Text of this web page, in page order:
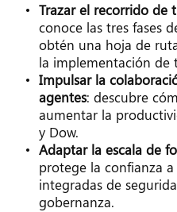
Trazar el recorrido de
conoce las tres fases
obtén una hoja de
la implementación de
Impulsar la
agentes: descubre
aumentar la
y Dow.
Adaptar la escala de
protege la confianza
integradas de
gobernanza.